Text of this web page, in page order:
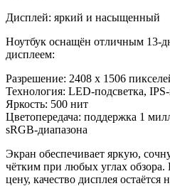
Дисплей: яркий и насыщенный
Ноутбук оснащён отличным 13-
дисплеем:
Разрешение: 2408 x 1506
Технология: LED-подсветка,
Яркость: 500 нит
Цветопередача: поддержка 1
sRGB-диапазона
Экран обеспечивает яркую,
чётким при любых углах
цену, качество дисплея остаётся